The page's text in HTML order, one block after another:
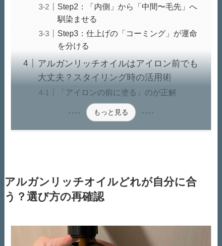
Step2：「内側」から「中間〜毛先」へ
馴染ませる
Step3：仕上げの「コーミング」が運命
を分ける
アルガンリッチオイルはアイロン前でも
大丈夫？スタイリング時の活用術
「アイロンの前に塗る」のが正解
もっと見る
アルガンリッチオイルどれが自分に合
う？選び方の再確認